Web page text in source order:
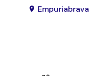
Empuriabrava